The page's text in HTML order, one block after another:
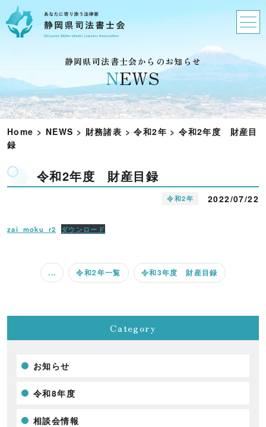
静岡県司法書士会からのお知らせ
NEWS
Home > NEWS > 財務諸表 >令和2年 >令和2年度 財産目
録
令和2年度 財産目録
令和2年 2022/07/22
zai_moku_r2 ダウンロード
... 令和2年一覧 令和3年度 財産目録
Category
お知らせ
令和8年度
相談会情報